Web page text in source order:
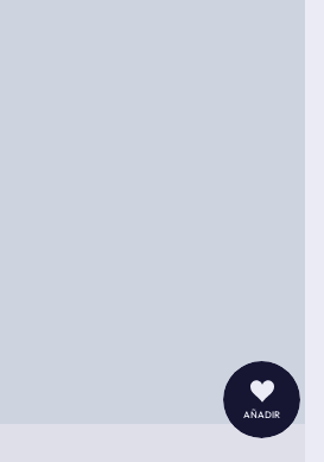
añadir